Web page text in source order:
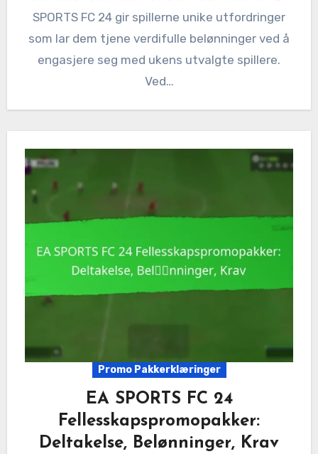
SPORTS FC 24 gir spillerne unike utfordringer
som lar dem tjene verdifulle belønninger ved å
engasjere seg med ukens utvalgte spillere.
Ved…
Promo Pakkerklæringer
EA SPORTS FC 24
Fellesskapspromopakker:
Deltakelse, Belønninger, Krav